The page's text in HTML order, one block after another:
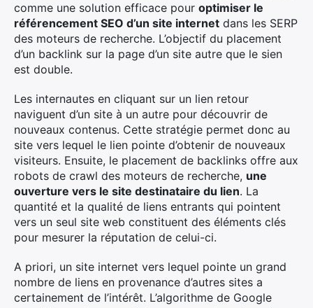
comme une solution efficace pour optimiser le
référencement SEO d’un site internet dans les SERP
des moteurs de recherche. L’objectif du placement
d’un backlink sur la page d’un site autre que le sien
est double.
Les internautes en cliquant sur un lien retour
naviguent d’un site à un autre pour découvrir de
nouveaux contenus. Cette stratégie permet donc au
site vers lequel le lien pointe d’obtenir de nouveaux
visiteurs. Ensuite, le placement de backlinks offre aux
robots de crawl des moteurs de recherche, une
ouverture vers le site destinataire du lien. La
quantité et la qualité de liens entrants qui pointent
vers un seul site web constituent des éléments clés
pour mesurer la réputation de celui-ci.
A priori, un site internet vers lequel pointe un grand
nombre de liens en provenance d’autres sites a
certainement de l’intérêt. L’algorithme de Google